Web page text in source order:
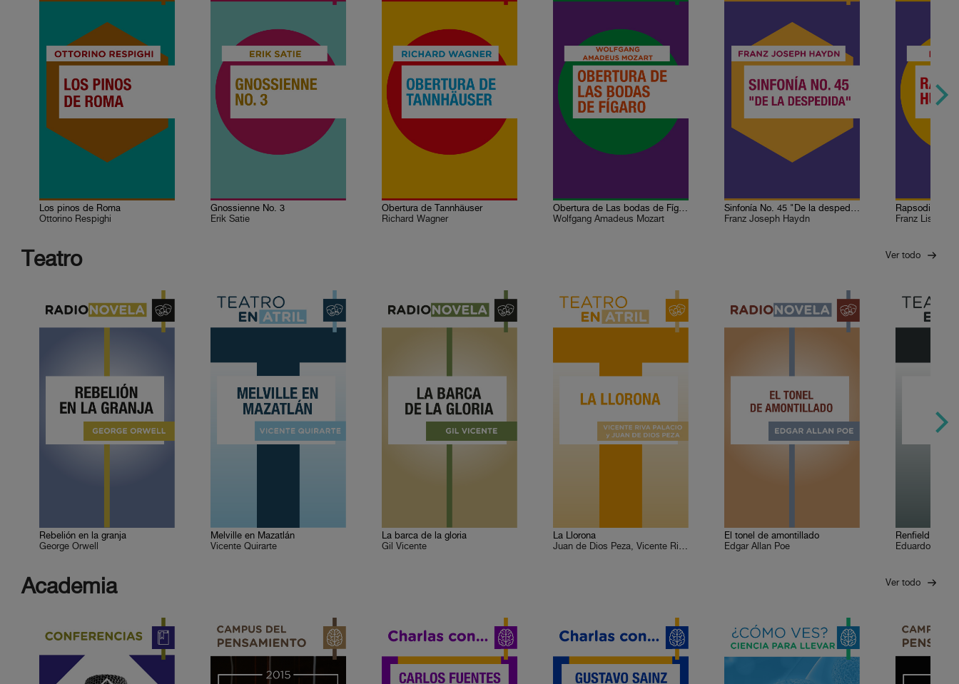
Los pinos de Roma
Ottorino Respighi
Gnossienne No. 3
Erik Satie
Obertura de Tannhäuser
Richard Wagner
Obertura de Las bodas de Fígaro
Wolfgang Amadeus Mozart
Sinfonía No. 45 "De la despedida"
Franz Joseph Haydn
Rapsodia
Franz Liszt
Teatro Ver todo
Rebelión en la granja
George Orwell
Melville en Mazatlán
Vicente Quirarte
La barca de la gloria
Gil Vicente
La Llorona
Juan de Dios Peza, Vicente Riva Palacio
El tonel de amontillado
Edgar Allan Poe
Renfield
Academia Ver todo